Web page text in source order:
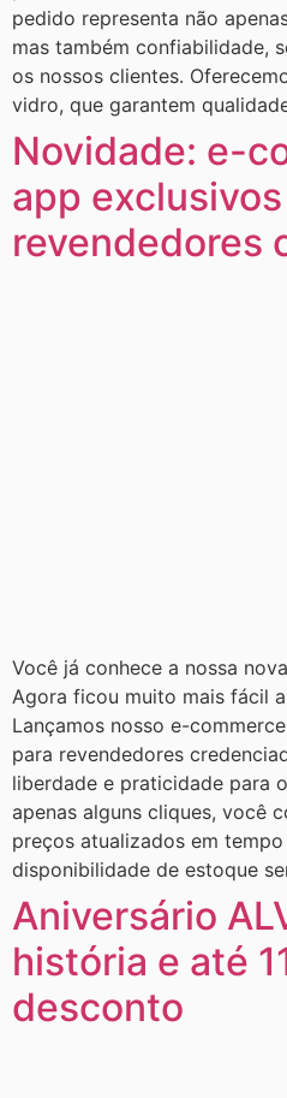
pedido representa não
mas também confiabilidade,
os nossos clientes.
vidro, que garantem
Novidade: e-
app
revendedores
Você já conhece a nossa
Agora ficou muito mais fácil
Lançamos nosso e-
para revendedores
liberdade e praticidade para
apenas alguns cliques, você
preços atualizados em
disponibilidade de estoque
Aniversário
história e até
desconto